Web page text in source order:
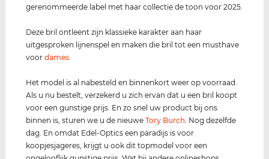
gerenommeerde label met haar collectie de toon voor 2025.
Deze bril ontleent zijn klassieke karakter aan haar
uitgesproken lijnenspel en maken die bril tot een musthave
voordames.
Het model is al nabesteld en binnenkort weer op voorraad.
Als u nu bestelt, verzekerd u zich ervan dat u een bril koopt
voor een gunstige prijs. En zo snel uw product bij ons
binnen is, sturen we u de nieuweTory Burch. Nog dezelfde
dag. En omdat Edel-Optics een paradijs is voor
koopjesjageres, krijgt u ook dit topmodel voor een